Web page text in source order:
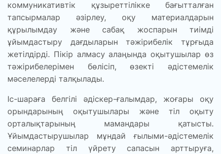
коммуникативтік құзыреттілікке бағытталған
тапсырмалар әзірлеу, оқу материалдарын
құрылымдау және сабақ жоспарын тиімді
ұйымдастыру дағдыларын тәжірибелік тұрғыда
жетілдірді. Пікір алмасу алаңында оқытушылар өз
тәжірибелерімен бөлісіп, өзекті әдістемелік
мәселелерді талқылады.
Іс-шараға белгілі әдіскер-ғалымдар, жоғары оқу
орындарының оқытушылары және тіл оқыту
орталықтарының мамандары қатысты.
Ұйымдастырушылар мұндай ғылыми-әдістемелік
семинарлар тіл үйрету сапасын арттыруға,